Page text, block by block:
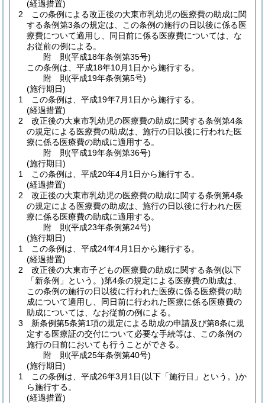
(経過措置)
2
この条例による改正後の大東市乳幼児の医療費の助成に関
する条例第3条の規定は、この条例の施行の日以後に係る医
療費について適用し、同日前に係る医療費については、な
お従前の例による。
附 則(平成18年条例第35号)
この条例は、平成18年10月1日から施行する。
附 則(平成19年条例第5号)
(施行期日)
1
この条例は、平成19年7月1日から施行する。
(経過措置)
2
改正後の大東市乳幼児の医療費の助成に関する条例第4条
の規定による医療費の助成は、施行の日以後に行われた医
療に係る医療費の助成に適用する。
附 則(平成19年条例第36号)
(施行期日)
1
この条例は、平成20年4月1日から施行する。
(経過措置)
2
改正後の大東市乳幼児の医療費の助成に関する条例第4条
の規定による医療費の助成は、施行の日以後に行われた医
療に係る医療費の助成に適用する。
附 則(平成23年条例第24号)
(施行期日)
1
この条例は、平成24年4月1日から施行する。
(経過措置)
2
改正後の大東市子どもの医療費の助成に関する条例(以下
「新条例」という。)第4条の規定による医療費の助成は、
この条例の施行の日以後に行われた医療に係る医療費の助
成について適用し、同日前に行われた医療に係る医療費の
助成については、なお従前の例による。
3
新条例第5条第1項の規定による助成の申請及び第8条に規
定する医療証の交付について必要な手続等は、この条例の
施行の日前においても行うことができる。
附 則(平成25年条例第40号)
(施行期日)
1
この条例は、平成26年3月1日(以下「施行日」という。)か
ら施行する。
(経過措置)